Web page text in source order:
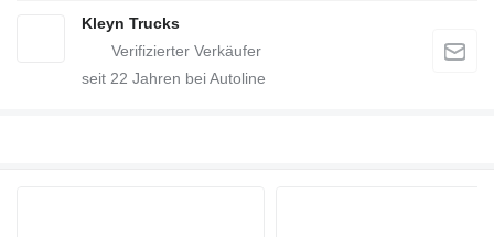
Kleyn Trucks
seit 22 Jahren bei Autoline